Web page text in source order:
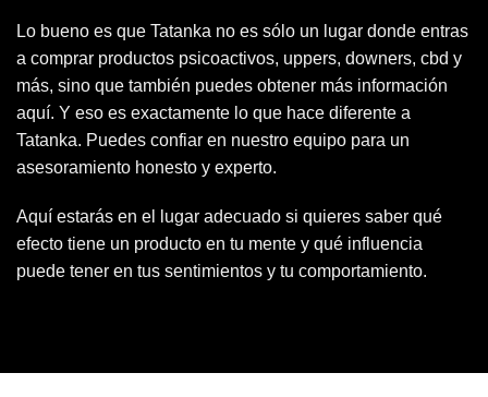
Lo bueno es que Tatanka no es sólo un lugar donde entras
a comprar productos psicoactivos, uppers, downers, cbd y
más, sino que también puedes obtener más información
aquí. Y eso es exactamente lo que hace diferente a
Tatanka. Puedes confiar en nuestro equipo para un
asesoramiento honesto y experto.
Aquí estarás en el lugar adecuado si quieres saber qué
efecto tiene un producto en tu mente y qué influencia
puede tener en tus sentimientos y tu comportamiento.